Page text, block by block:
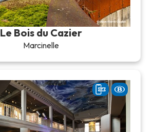
Le Bois du Cazier
Marcinelle